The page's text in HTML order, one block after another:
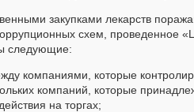
закупками лекарств
схем, проведенное
следующие:
компаниями, которые
компаний, которые
на торгах;